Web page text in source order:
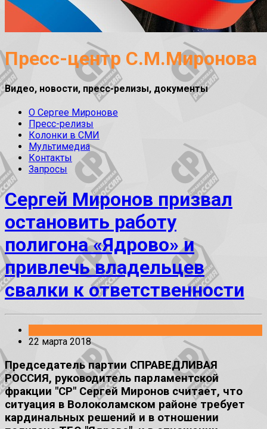
Пресс-центр С.М.Миронова
Видео, новости, пресс-релизы, документы
О Сергее Миронове
Пресс-релизы
Колонки в СМИ
Мультимедиа
Контакты
Запросы
Сергей Миронов призвал
остановить работу
полигона «Ядрово» и
привлечь владельцев
свалки к ответственности
22 марта 2018
Председатель партии СПРАВЕДЛИВАЯ
РОССИЯ, руководитель парламентской
фракции "СР" Сергей Миронов считает, что
ситуация в Волоколамском районе требует
кардинальных решений и в отношении